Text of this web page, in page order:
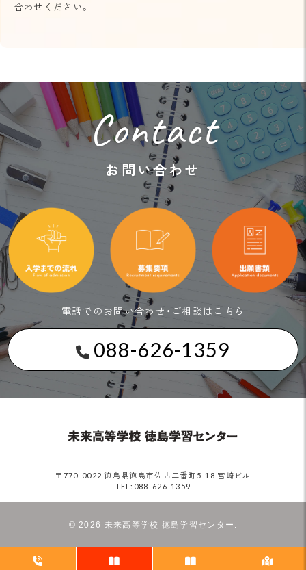
合わせください。
Contact
お問い合わせ
電話でのお問い合わせ・ご相談はこちら
088-626-1359
〒770-0022 徳島県徳島市佐古二番町5-18 宮崎ビル
TEL:088-626-1359
©2026 未来高等学校 徳島学習センター.